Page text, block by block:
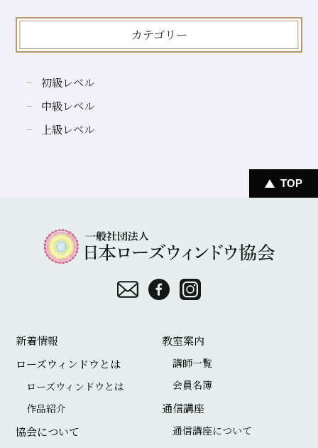
カテゴリー
初級レベル
中級レベル
上級レベル
TOP
い
合
n
s
t
a
g
新着情報
ローズウィンドウとは
ローズウィンドウとは
作品紹介
協会について
教室案内
講師一覧
会員名簿
通信講座
通信講座について